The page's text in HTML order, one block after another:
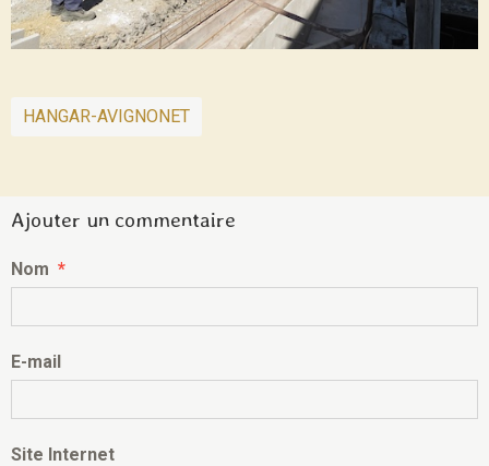
HANGAR-AVIGNONET
Ajouter un commentaire
Nom
E-mail
Site Internet